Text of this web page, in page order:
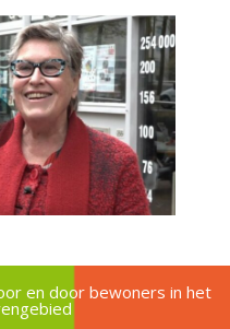
en door bewoners in het